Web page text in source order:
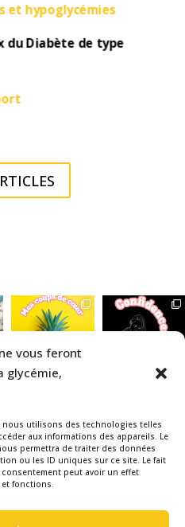
vous feront
glycémie,
nous utilisons des technologies telles
aux informations des appareils. Le
permettra de traiter des données
ou les ID uniques sur ce site. Le fait
peut avoir un effet
fonctions.
et hypoglycémies
du Diabète de type
la La Belle & le
indépendant,
par une